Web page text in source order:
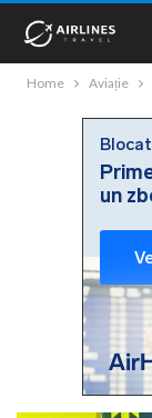
Home Aviație